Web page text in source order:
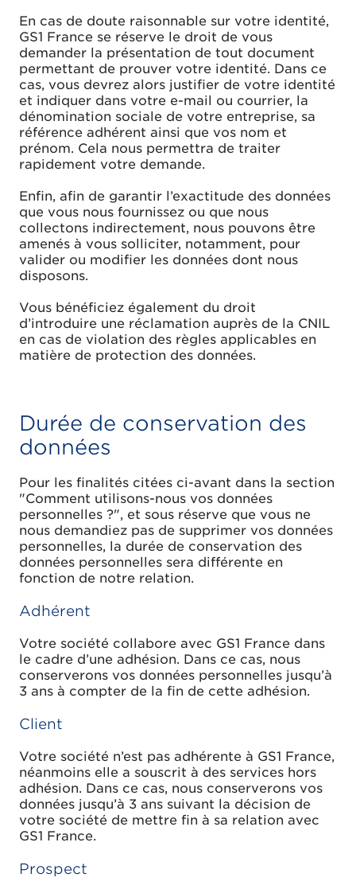
En cas de doute raisonnable sur votre identité,
GS1 France se réserve le droit de vous
demander la présentation de tout document
permettant de prouver votre identité. Dans ce
cas, vous devrez alors justifier de votre identité
et indiquer dans votre e-mail ou courrier, la
dénomination sociale de votre entreprise, sa
référence adhérent ainsi que vos nom et
prénom. Cela nous permettra de traiter
rapidement votre demande.
Enfin, afin de garantir l’exactitude des données
que vous nous fournissez ou que nous
collectons indirectement, nous pouvons être
amenés à vous solliciter, notamment, pour
valider ou modifier les données dont nous
disposons.
Vous bénéficiez également du droit
d’introduire une réclamation auprès de la CNIL
en cas de violation des règles applicables en
matière de protection des données.
Durée de conservation des
données
Pour les finalités citées ci-avant dans la section
"Comment utilisons-nous vos données
personnelles ?", et sous réserve que vous ne
nous demandiez pas de supprimer vos données
personnelles, la durée de conservation des
données personnelles sera différente en
fonction de notre relation.
Adhérent
Votre société collabore avec GS1 France dans
le cadre d’une adhésion. Dans ce cas, nous
conserverons vos données personnelles jusqu’à
3 ans à compter de la fin de cette adhésion.
Client
Votre société n’est pas adhérente à GS1 France,
néanmoins elle a souscrit à des services hors
adhésion. Dans ce cas, nous conserverons vos
données jusqu’à 3 ans suivant la décision de
votre société de mettre fin à sa relation avec
GS1 France.
Prospect